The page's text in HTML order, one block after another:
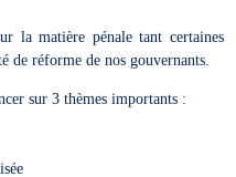
la matière pénale tant certaines
de réforme de nos gouvernants.
sur 3 thèmes importants :